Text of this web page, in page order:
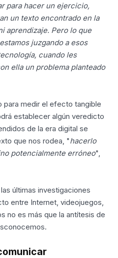
para hacer un ejercicio,
un texto encontrado en la
aprendizaje. Pero lo que
juzgando a esos
cuando les
ella un problema planteado
para medir el efecto tangible
establecer algún veredicto
de la era digital se
que nos rodea, "hacerlo
potencialmente erróneo",
últimas investigaciones
entre Internet, videojuegos,
no es más que la antítesis de